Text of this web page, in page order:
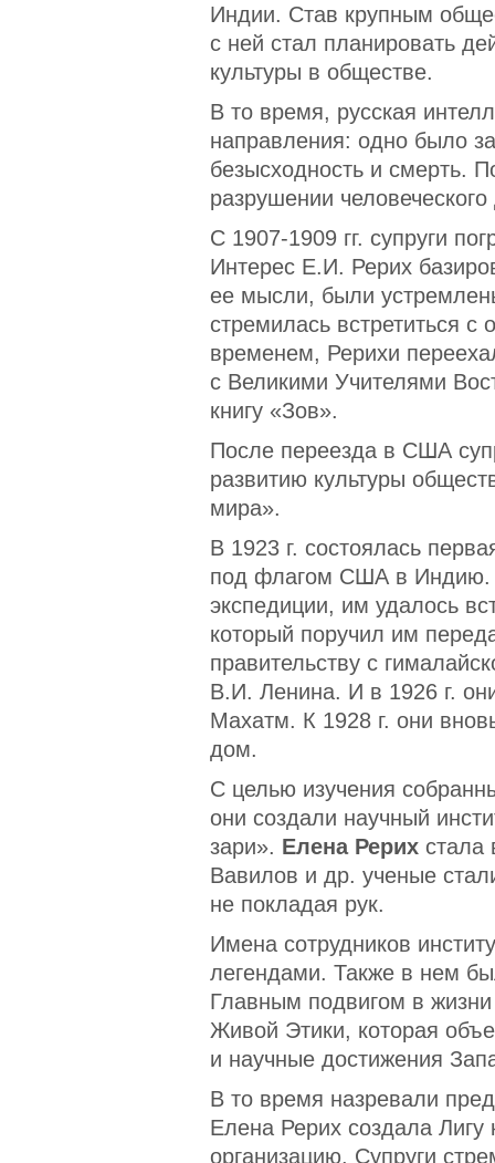
Индии. Став крупным
с ней стал планировать
культуры в обществе.
В то время, русская
направления: одно было
безысходность и смерть.
разрушении человеческого
С 1907-1909 гг. супруги
Интерес Е.И. Рерих
ее мысли, были
стремилась встретиться
временем, Рерихи
с Великими Учителями
книгу «Зов».
После переезда в США
развитию культуры
мира».
В 1923 г. состоялась
под флагом США в Индию.
экспедиции, им удалось
который поручил им
правительству с
В.И. Ленина. И в 1926 г.
Махатм. К 1928 г. они
дом.
С целью изучения
они создали научный
зари». Елена Рерих стала
Вавилов и др. ученые
не покладая рук.
Имена сотрудников
легендами. Также в нем
Главным подвигом в
Живой Этики, которая
и научные достижения
В то время назревали
Елена Рерих создала
организацию. Супруги